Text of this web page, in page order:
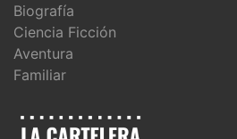
Biografía
Ciencia Ficción
Aventura
Familiar